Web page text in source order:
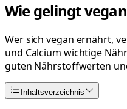
Wie gelingt
Wer sich vegan ernährt,
und Calcium wichtige
guten Nährstoffwerten
Inhaltsverzeichnis